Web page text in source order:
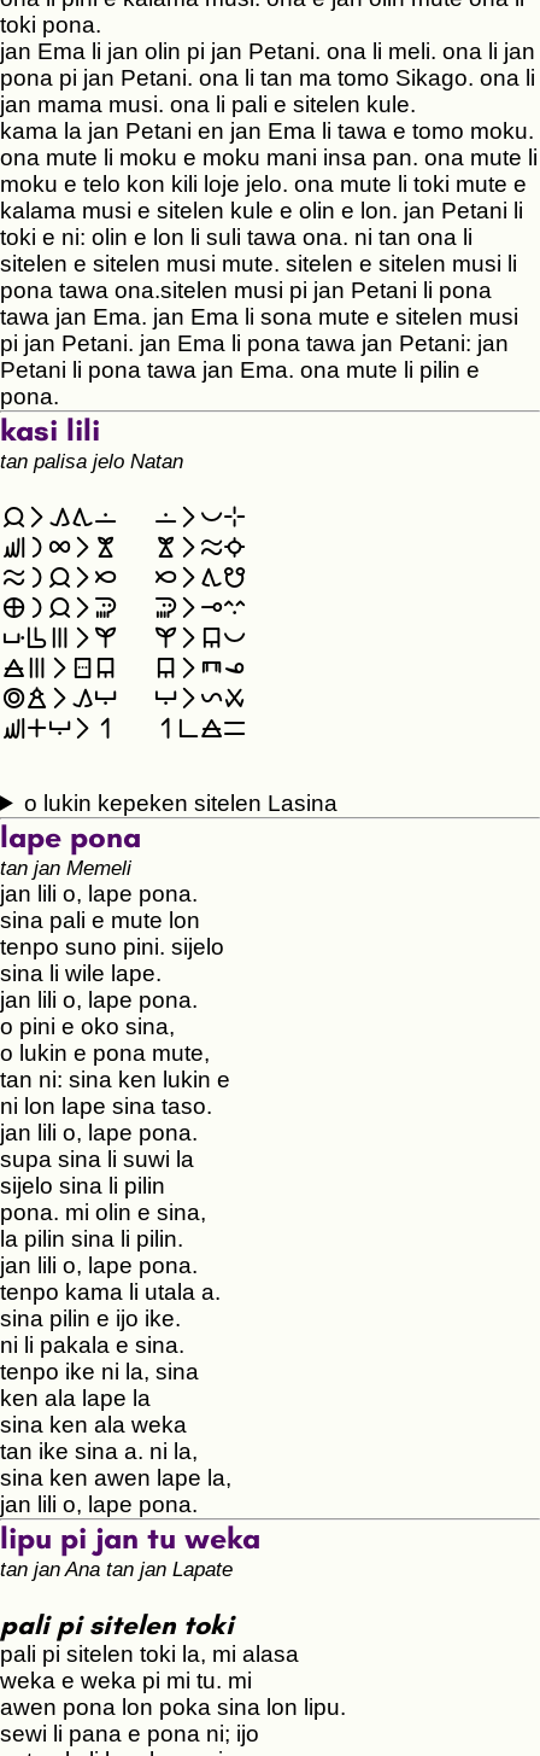
toki pona.
jan Ema li jan olin pi jan Petani. ona li meli. ona li jan
pona pi jan Petani. ona li tan ma tomo Sikago. ona li
jan mama musi. ona li pali e sitelen kule.
kama la jan Petani en jan Ema li tawa e tomo moku.
ona mute li moku e moku mani insa pan. ona mute li
moku e telo kon kili loje jelo. ona mute li toki mute e
kalama musi e sitelen kule e olin e lon. jan Petani li
toki e ni: olin e lon li suli tawa ona. ni tan ona li
sitelen e sitelen musi mute. sitelen e sitelen musi li
pona tawa ona.sitelen musi pi jan Petani li pona
tawa jan Ema. jan Ema li sona mute e sitelen musi
pi jan Petani. jan Ema li pona tawa jan Petani: jan
Petani li pona tawa jan Ema. ona mute li pilin e
pona.
kasi lili
tan palisa jelo Natan
󱤑󱤧󱤖󱥩󱤬
󱤬󱤧󱥔󱥸︀
󱥚󱤡󱤄󱤧󱤣
󱤣󱤧󱥪󱥤
󱥪󱤡󱤑󱤧󱤔
󱤔󱤧󱥩󱤻
󱤰󱤡󱤑󱤧󱥢
󱥢󱤧󱤢󱥦
󱥒󱥃󱤼󱤧󱤗
󱤗󱤧󱤥󱥔
󱤞󱤼󱤧󱥠󱤥
󱤥󱤧󱥘󱥆
󱥜󱤒󱤧󱤖󱤅
󱤅󱤧󱤩󱥱
󱥚󱤊󱤅󱤧󱥳
󱥳󱥍󱤞󱥖
o lukin kepeken sitelen Lasina
lape pona
tan jan Memeli
jan lili o, lape pona.
sina pali e mute lon
tenpo suno pini. sijelo
sina li wile lape.
jan lili o, lape pona.
o pini e oko sina,
o lukin e pona mute,
tan ni: sina ken lukin e
ni lon lape sina taso.
jan lili o, lape pona.
supa sina li suwi la
sijelo sina li pilin
pona. mi olin e sina,
la pilin sina li pilin.
jan lili o, lape pona.
tenpo kama li utala a.
sina pilin e ijo ike.
ni li pakala e sina.
tenpo ike ni la, sina
ken ala lape la
sina ken ala weka
tan ike sina a. ni la,
sina ken awen lape la,
jan lili o, lape pona.
lipu pi jan tu weka
tan jan Ana tan jan Lapate
pali pi sitelen toki
pali pi sitelen toki la, mi alasa
weka e weka pi mi tu. mi
awen pona lon poka sina lon lipu.
sewi li pana e pona ni; ijo